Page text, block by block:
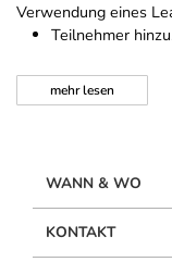
Verwendung eines
Teilnehmer
mehrlesen
WANN & WO
KONTAKT